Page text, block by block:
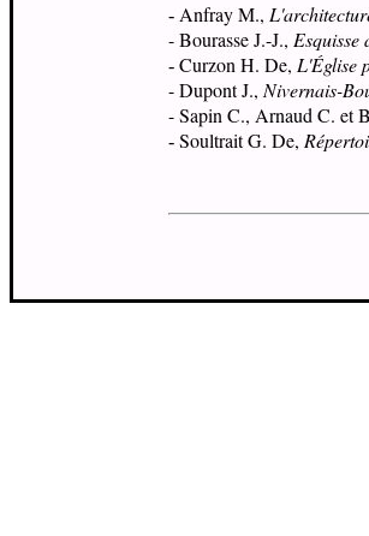
- Anfray M.,
- Bourasse J.-J., Esquisse
- Curzon H. De, L'Église
- Dupont J., Nivernais-
- Sapin C., Arnaud C. et
- Soultrait G. De,